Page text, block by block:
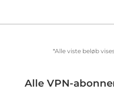
*Alle viste beløb
Alle VPN-